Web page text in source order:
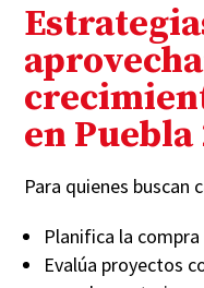
en Puebla
Para quienes buscan
Planifica la
Evalúa proyectos